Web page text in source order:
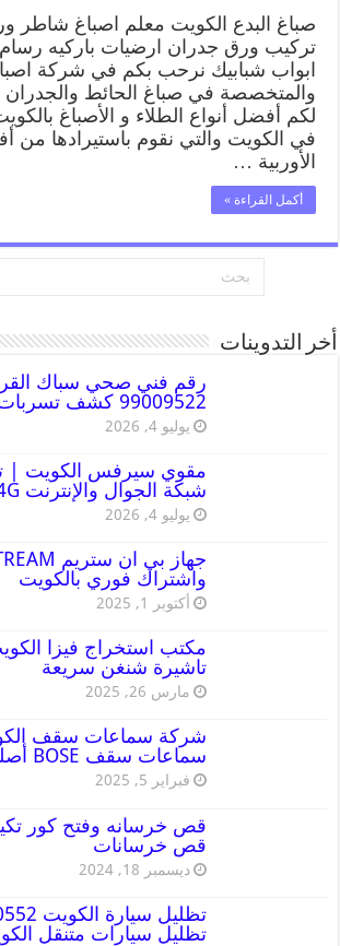
صباغ البدع الكويت معلم اصباغ شاطر
تركيب ورق جدران ارضيات باركيه
ابواب شبابيك نرحب بكم في شركة اصباغ
والمتخصصة في صباغ الحائط والجدران
لكم أفضل أنواع الطلاء و الأصباغ
في الكويت والتي نقوم باستيرادها من
الأوربية …
أكمل القراءة »
أخر التدوينات
99009522 كشف تسربات وتسليك مجاري
يوليو 4, 2026
مقوي سيرفس الكويت |
شبكة الجوال والإنترنت 4G و5G
يوليو 4, 2026
واشتراك فوري بالكويت
أكتوبر 1, 2025
تاشيرة شنغن سريعة
مارس 26, 2025
سماعات سقف BOSE أصلية
فبراير 5, 2025
قص خرسانات
ديسمبر 18, 2024
تظليل سيارات متنقل